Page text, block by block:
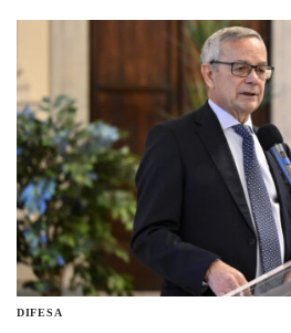
DIFESA